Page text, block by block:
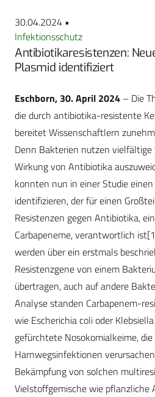
30.04.2024 •
Infektionsschutz
Antibiotikaresistenzen:
Plasmid identifiziert
Eschborn, 30. April 2024 – Die
die durch antibiotika-resistente
bereitet Wissenschaftlern
Denn Bakterien nutzen vielfältige
Wirkung von Antibiotika
konnten nun in einer Studie
identifizieren, der für einen
Resistenzen gegen Antibiotika,
Carbapeneme, verantwortlich
werden über ein erstmals
Resistenzgene von einem
übertragen, auch auf andere
Analyse standen Carbapenem-
wie Escherichia coli oder
gefürchtete Nosokomialkeime,
Harnwegsinfektionen
Bekämpfung von solchen
Vielstoffgemische wie